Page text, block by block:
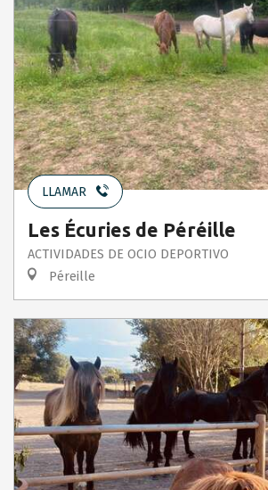
LLAMAR
Les Écuries de Péréille
ACTIVIDADES DE OCIO DEPORTIVO
Péreille